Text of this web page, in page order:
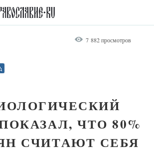
7 882 просмотров
ЧТО 80%
СЧИТАЮТ СЕБЯ